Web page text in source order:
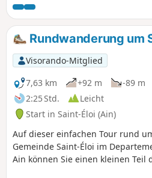
Laubhecken. Auf diese Weise kann
auch einige Teiche der Dombes
erreichen und viele Vögel
Auf Höhe der Jungfrau von Saint-
eröffnet sich uns ein
Panorama auf die Ebene des Ain,
Bugey und die Rhône und je nach
Wetter sogar auf die Alpen.
Rundwanderung um
Visorando-Mitglied
7,63 km
+92 m
-89 m
2:25 Std.
Leicht
Start in Saint-Éloi (Ain)
Auf dieser einfachen Tour rund
Gemeinde Saint-Éloi im
Ain können Sie einen kleinen Teil